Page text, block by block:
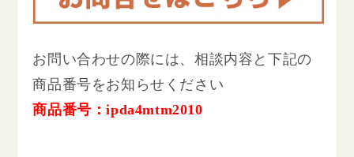
お問い合わせの際には、相談内容と下記の
商品番号をお知らせください
商品番号：ipda4mtm2010